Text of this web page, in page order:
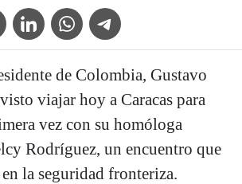
Icon
Linkedin IconWhatsApp IconTelegram Icon
de Colombia, Gustavo
viajar hoy a Caracas para
vez con su homóloga
Rodríguez, un encuentro que
la seguridad fronteriza.